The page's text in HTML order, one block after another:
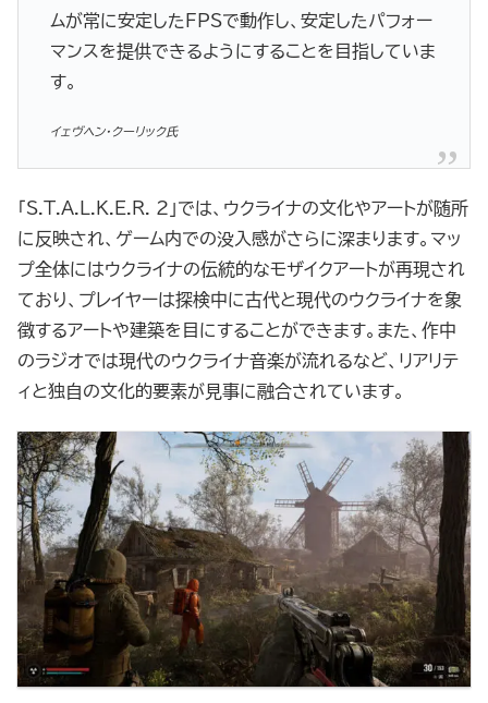
ムが常に安定したFPSで動作し、安定したパフォー
マンスを提供できるようにすることを目指していま
す。
イェヴヘン・クーリック氏
「S.T.A.L.K.E.R. 2」では、ウクライナの文化やアートが随所
に反映され、ゲーム内での没入感がさらに深まります。マッ
プ全体にはウクライナの伝統的なモザイクアートが再現され
ており、プレイヤーは探検中に古代と現代のウクライナを象
徴するアートや建築を目にすることができます。また、作中
のラジオでは現代のウクライナ音楽が流れるなど、リアリテ
ィと独自の文化的要素が見事に融合されています。